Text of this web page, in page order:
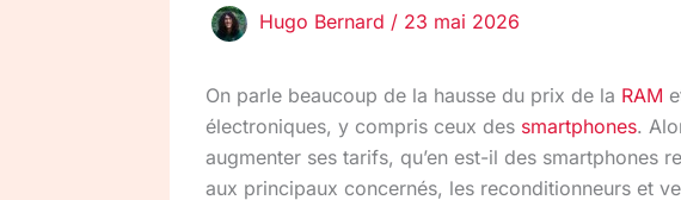
Hugo Bernard / 23 mai 2026
On parle beaucoup de la hausse du prix de la RAM
électroniques, y compris ceux des smartphones.
augmenter ses tarifs, qu’en est-il des smartphones
aux principaux concernés, les reconditionneurs et